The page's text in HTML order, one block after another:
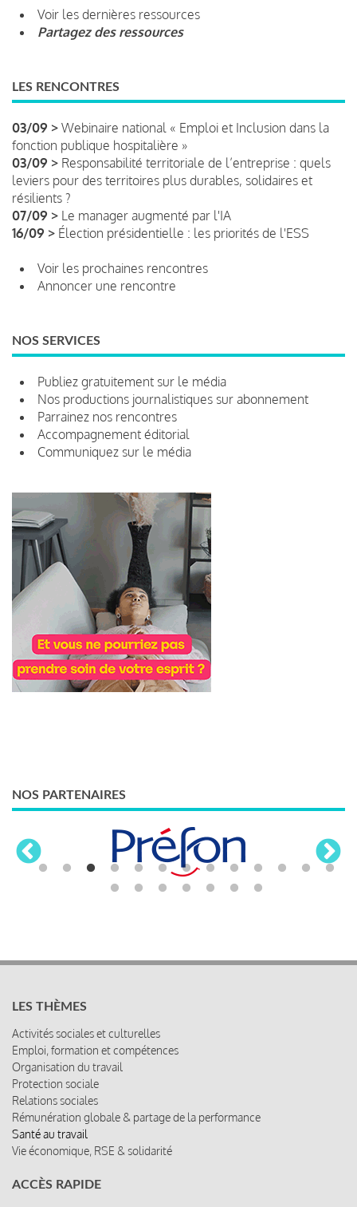
Voir les dernières ressources
Partagez des ressources
LES RENCONTRES
03/09 > Webinaire national « Emploi et Inclusion dans la
fonction publique hospitalière »
03/09 > Responsabilité territoriale de l’entreprise : quels
leviers pour des territoires plus durables, solidaires et
résilients ?
07/09 > Le manager augmenté par l'IA
16/09 > Élection présidentielle : les priorités de l'ESS
Voir les prochaines rencontres
Annoncer une rencontre
NOS SERVICES
Publiez gratuitement sur le média
Nos productions journalistiques sur abonnement
Parrainez nos rencontres
Accompagnement éditorial
Communiquez sur le média
NOS PARTENAIRES
LES THÈMES
Activités sociales et culturelles
Emploi, formation et compétences
Organisation du travail
Protection sociale
Relations sociales
Rémunération globale & partage de la performance
Santé au travail
Vie économique, RSE & solidarité
ACCÈS RAPIDE